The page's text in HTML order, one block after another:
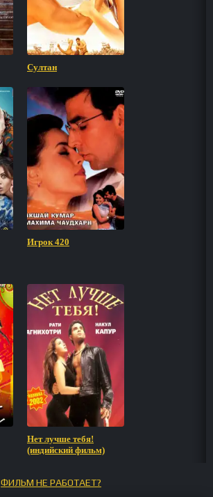
Султан
Игрок 420
Нет лучше тебя!
(индийский фильм)
ФИЛЬМ НЕ РАБОТАЕТ?